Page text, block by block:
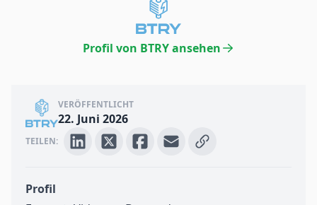
Profil von BTRY ansehen
VERÖFFENTLICHT
22. Juni 2026
TEILEN:
Profil